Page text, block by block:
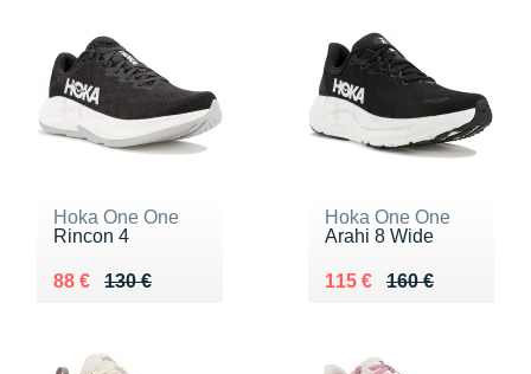
Hoka One One
Rincon 4
130 €
Au lieu de 130 €
88 €
Vendu 88 €
Hoka One One
Arahi 8 Wide
160 €
Au lieu de 160 €
115 €
Vendu 115 €